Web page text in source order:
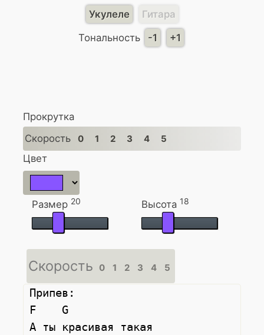
Укулеле
Гитара
Тональность
-1 +1
Прокрутка
Скорость
0 1 2 3 4 5
Цвет
Размер 20 Высота 18
Скорость 0 1 2 3 4 5
Припев:
F    G
А ты красивая такая